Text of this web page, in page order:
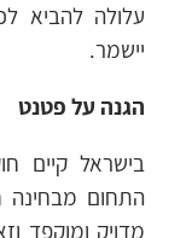
עלולה להביא
יישמר.
הגנה על פטנט
בישראל קיים
התחום מבחינה
מדויק ומוקפד